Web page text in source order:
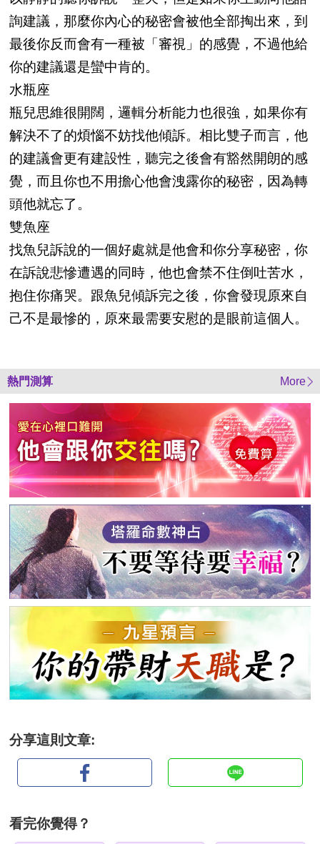
詢建議，那麼你內心的秘密會被他全部掏出來，到
最後你反而會有一種被「審視」的感覺，不過他給
你的建議還是蠻中肯的。
水瓶座
瓶兒思維很開闊，邏輯分析能力也很強，如果你有
解決不了的煩惱不妨找他傾訴。相比雙子而言，他
的建議會更有建設性，聽完之後會有豁然開朗的感
覺，而且你也不用擔心他會洩露你的秘密，因為轉
頭他就忘了。
雙魚座
找魚兒訴說的一個好處就是他會和你分享秘密，你
在訴說悲慘遭遇的同時，他也會禁不住倒吐苦水，
抱住你痛哭。跟魚兒傾訴完之後，你會發現原來自
己不是最慘的，原來最需要安慰的是眼前這個人。
熱門測算 More
分享這則文章:
看完你覺得？